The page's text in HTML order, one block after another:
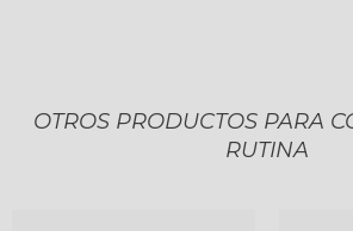
OTROS PRODUCTOS PARA
RUTINA